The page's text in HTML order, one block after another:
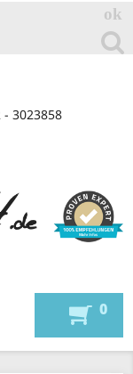
3023858
0